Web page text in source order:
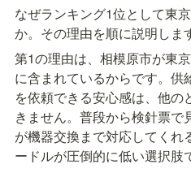
なぜランキング1位として東
か。その理由を順に説明しま
第1の理由は、相模原市が東
に含まれているからです。供
を依頼できる安心感は、他
きません。普段から検針票で
が機器交換まで対応してくれ
ードルが圧倒的に低い選択肢